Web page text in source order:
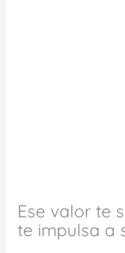
Ese valor te
te impulsa a